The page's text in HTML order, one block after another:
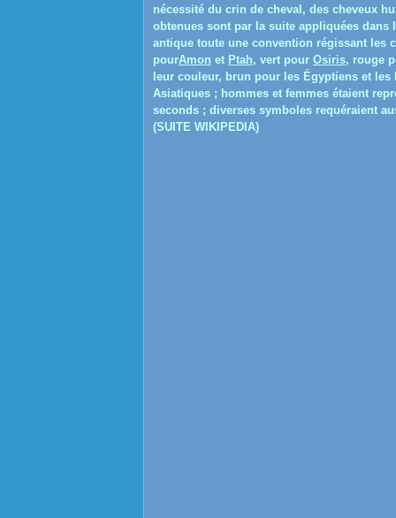
nécessité du crin de cheval, des cheveux
obtenues sont par la suite appliquées
antique toute une convention régissant les
pourAmon et Ptah, vert pour Osiris, rouge
leur couleur, brun pour les Égyptiens et
Asiatiques ; hommes et femmes étaient
seconds ; diverses symboles requéraient
(SUITE WIKIPEDIA)